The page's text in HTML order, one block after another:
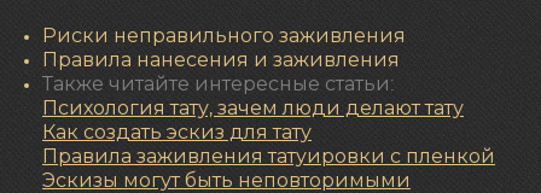
Риски неправильного заживления
Правила нанесения и заживления
Также читайте интересные статьи:
Психология тату, зачем люди делают тату
Как создать эскиз для тату
Правила заживления татуировки с пленкой
Эскизы могут быть неповторимыми